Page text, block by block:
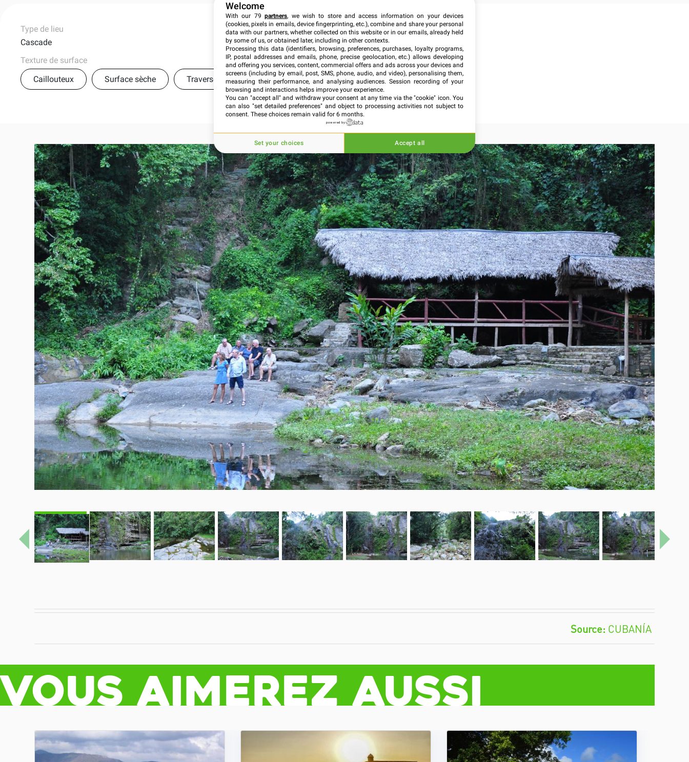
Type de lieu
Cascade
Texture de surface
Caillouteux
Surface sèche Traversée de rivière
Contexte
Pleine Nature
Usages possibles
Visite
Previo
CUBANÍA
Vous aimerez aussi
Welcome
With our 79partners, we wish to store and access information on your devices
(cookies, pixels in emails, device fingerprinting, etc.), combine and share your personal
data with our partners, whether collected on this website or in our emails, already held
by some of us, or obtained later, including in other contexts.
Processing this data (identifiers, browsing, preferences, purchases, loyalty programs,
IP, postal addresses and emails, phone, precise geolocation, etc.) allows developing
and offering you services, content, commercial offers and ads across your devices and
screens (including by email, post, SMS, phone, audio, and video), personalising them,
measuring their performance, and analysing audiences. Session recording of your
browsing and interactions helps improve your experience.
You can "accept all" and withdraw your consent at any time via the "cookie" icon. You
can also "set detailed preferences" and object to processing activities not subject to
consent. These choices remain valid for 6 months.
powered by
Set your choices Accept all